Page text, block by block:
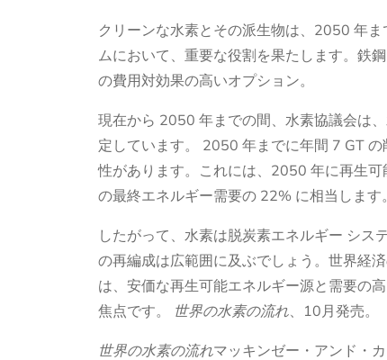
クリーンな水素とその派生物は、2050 年
ムにおいて、重要な役割を果たします。鉄
の費用対効果の高いオプション。
現在から 2050 年までの間、水素協議会は
定しています。 2050 年までに年間 7 GT
性があります。これには、2050 年に再生
の最終エネルギー需要の 22% に相当します。
したがって、水素は脱炭素エネルギー シス
の再編成は広範囲に及ぶでしょう。世界経
は、安価な再生可能エネルギー源と需要の
焦点です。
世界の水素の流れ、10月発売。
世界の水素の流れマッキンゼー・アンド・